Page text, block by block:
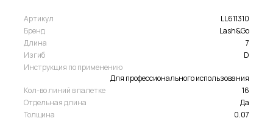
Артикул
LL611310
Бренд
Lash&Go
Длина
7
Изгиб
D
Инструкция по применению
Для профессионального использования
Кол-во линий в палетке
16
Отдельная длина
Да
Толщина
0.07